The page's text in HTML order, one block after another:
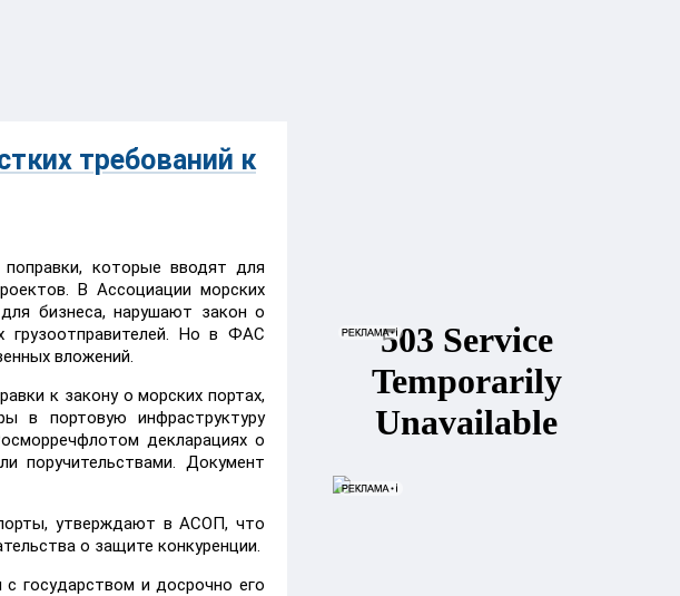
требований к
которые вводят для
В Ассоциации морских
бизнеса, нарушают закон о
грузоотправителей. Но в ФАС
вложений.
к закону о морских портах,
в портовую инфраструктуру
декларациях о
поручительствами. Документ
порты, утверждают в АСОП, что
о защите конкуренции.
с государством и досрочно его